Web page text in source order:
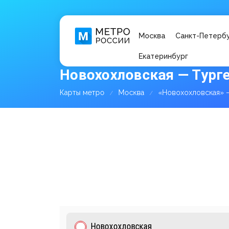
Москва Санкт-
Екатеринбург
Новохохловская —
Карты метро Москва «Новохохловская»